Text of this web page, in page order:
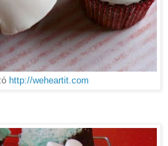
http://weheartit.com